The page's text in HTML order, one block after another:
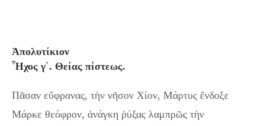
Ἀπολυτίκιον
Ἦχος γ´. Θείας πίστεως.
Πᾶσαν εὔφρανας, τὴν νῆσον Χίον, Μάρτυς ἔνδοξε
Μάρκε θεόφρον, ἀνάγκη ῥύξας λαμπρῶς τὴν